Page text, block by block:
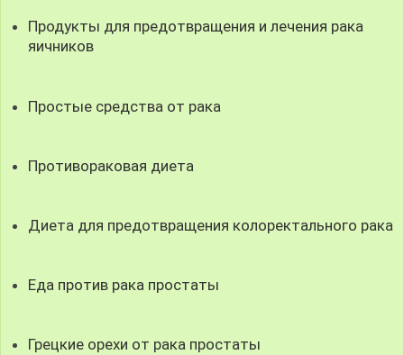
Продукты для предотвращения и лечения рака
яичников
Простые средства от рака
Противораковая диета
Диета для предотвращения колоректального рака
Еда против рака простаты
Грецкие орехи от рака простаты